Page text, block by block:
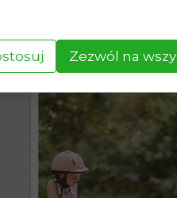
Zezwól na